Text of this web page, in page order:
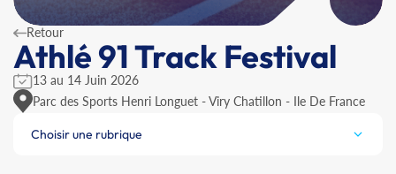
Retour
Athlé 91 Track Festival
13 au 14 Juin 2026
Parc des Sports Henri Longuet - Viry Chatillon - Ile De France
Choisir une rubrique